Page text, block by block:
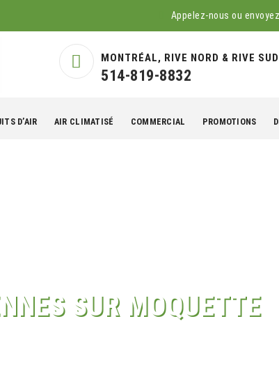
Appelez-nous ou
MONTRÉAL, RIVE NORD & RIVE SUD
514-819-8832
D’AIR AIR CLIMATISÉ COMMERCIAL PROMOTIONS
SUR MOQUETTE